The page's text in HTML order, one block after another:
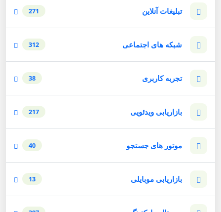
تبلیغات آنلاین 271
شبکه های اجتماعی 312
تجربه کاربری 38
بازاریابی ویدئویی 217
موتور های جستجو 40
بازاریابی موبایلی 13